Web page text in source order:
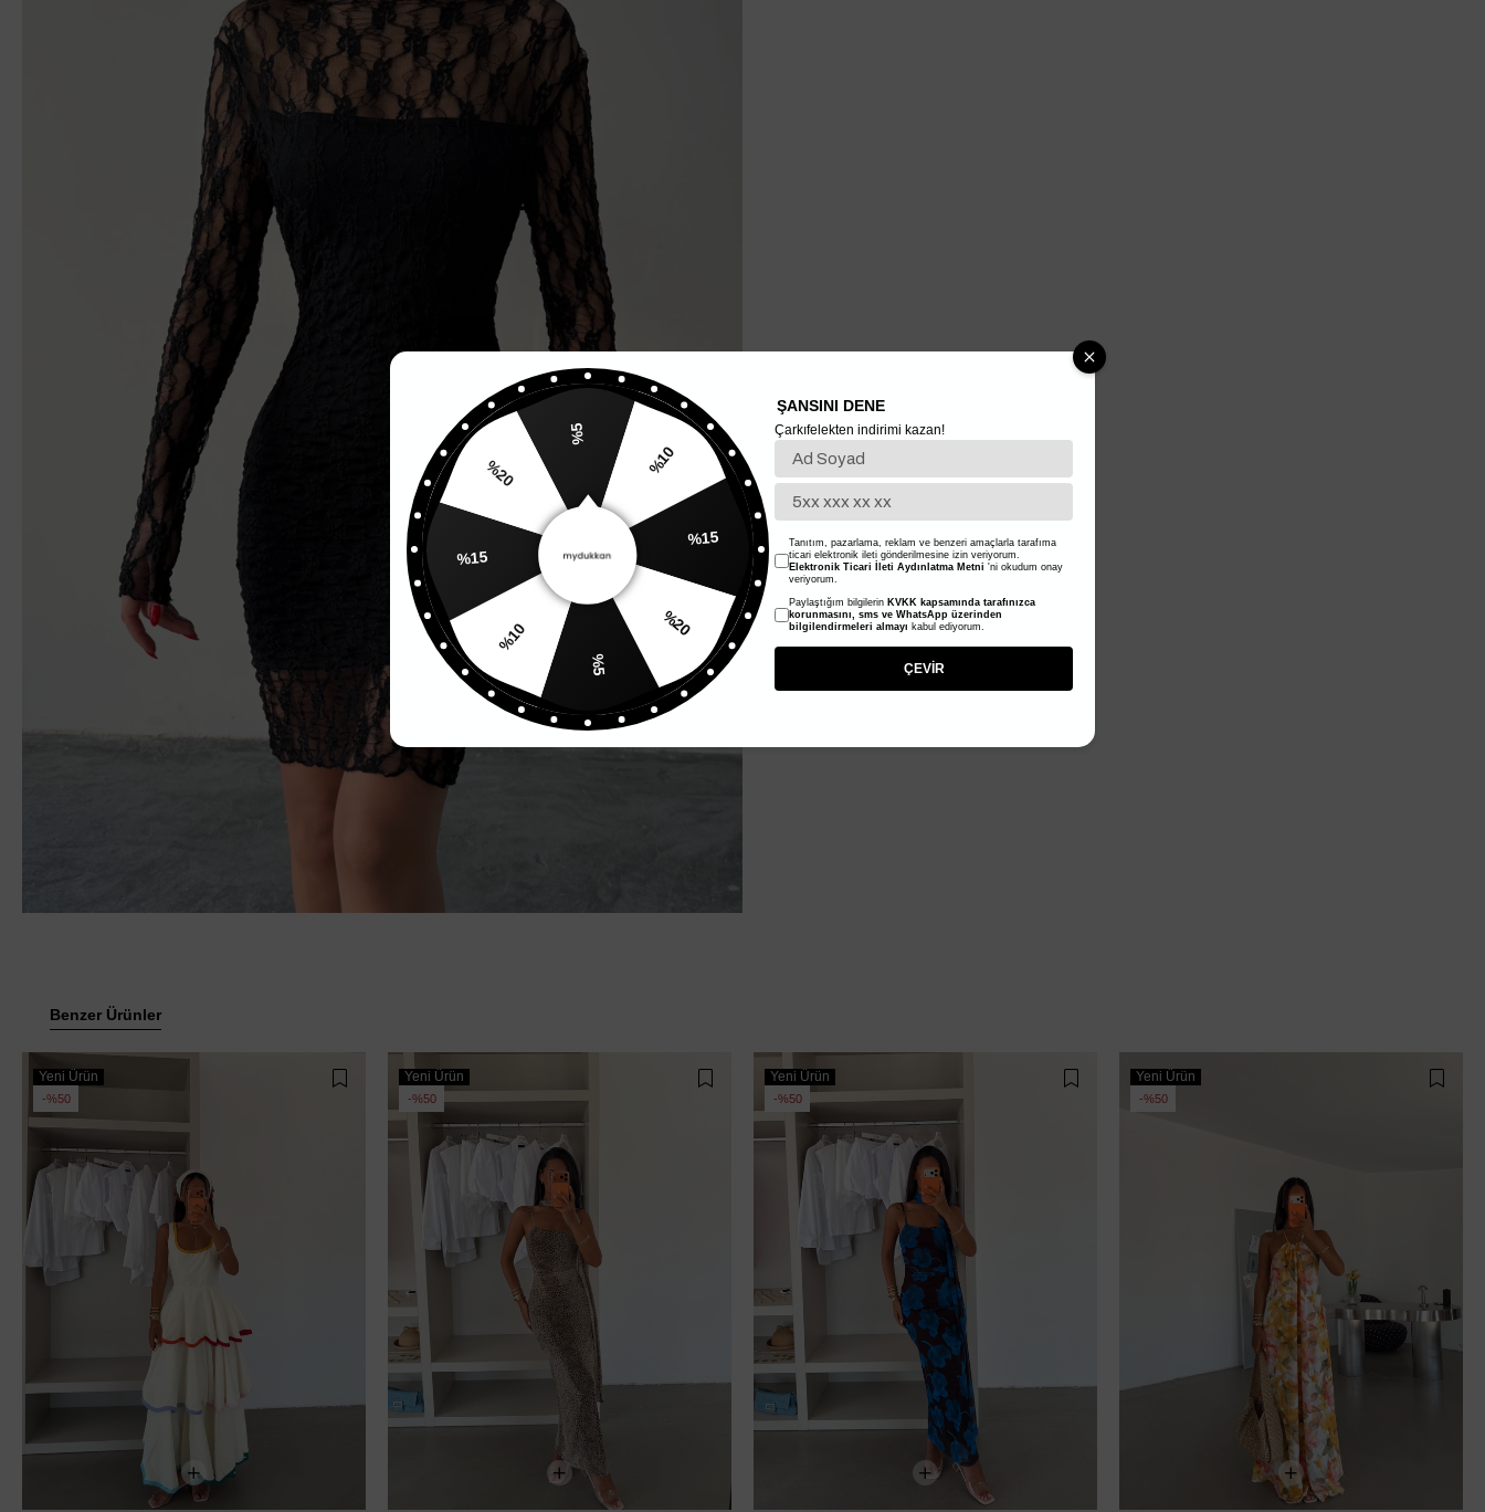
Benzer Ürünler
Yeni Ürün
%50
Yeni Ürün
%50
Yeni Ürün
%50
Yeni Ürün
%50
%5
%10
%15
%20
%5
%10
%15
%20
ŞANSINI DENE
Çarkıfelekten indirimi kazan!
Tanıtım, pazarlama, reklam ve benzeri amaçlarla tarafıma
ticari elektronik ileti gönderilmesine izin veriyorum.
Elektronik Ticari İleti Aydınlatma Metni 'ni okudum onay
veriyorum.
Paylaştığım bilgilerin KVKK kapsamında tarafınızca
korunmasını, sms ve WhatsApp üzerinden
bilgilendirmeleri almayı kabul ediyorum.
ÇEVİR